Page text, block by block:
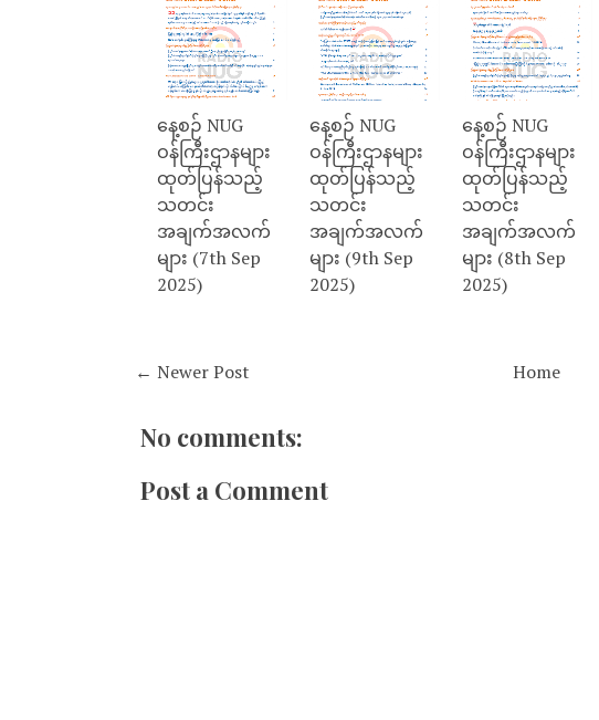
နေ့စဉ် NUG
ဝန်ကြီးဌာနများ
ထုတ်ပြန်သည့်
သတင်း
အချက်အလက်
များ (7th Sep
2025)
နေ့စဉ် NUG
ဝန်ကြီးဌာနများ
ထုတ်ပြန်သည့်
သတင်း
အချက်အလက်
များ (9th Sep
2025)
နေ့စဉ် NUG
ဝန်ကြီးဌာနများ
ထုတ်ပြန်သည့်
သတင်း
အချက်အလက်
များ (8th Sep
2025)
← Newer Post Home
No comments:
Post a Comment